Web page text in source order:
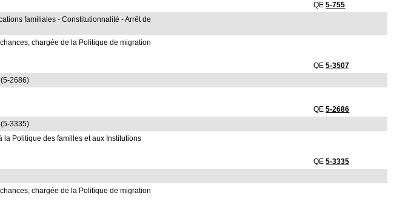
QE5-755
familiales - Constitutionnalité - Arrêt de
chargée de la Politique de migration
QE5-3507
2686)
QE5-2686
3335)
la Politique des familles et aux Institutions
QE5-3335
chargée de la Politique de migration